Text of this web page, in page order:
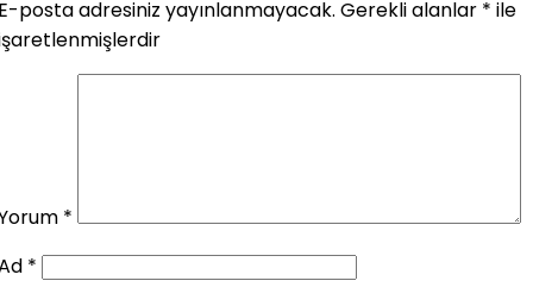
posta adresiniz yayınlanmayacak. Gerekli alanlar * ile
*
*